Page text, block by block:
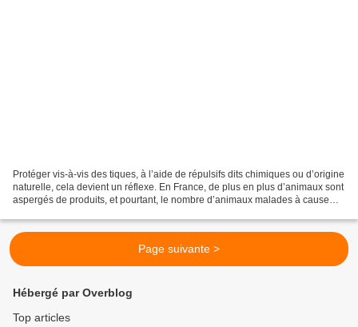
Protéger vis-à-vis des tiques, à l’aide de répulsifs dits chimiques ou d’origine
naturelle, cela devient un réflexe. En France, de plus en plus d’animaux sont
aspergés de produits, et pourtant, le nombre d’animaux malades à cause
Page suivante >
Hébergé par Overblog
Top articles